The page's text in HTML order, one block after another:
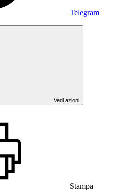
Telegram
Vedi azioni
Stampa